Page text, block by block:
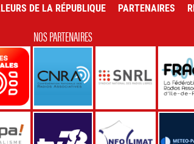
DE LA RÉPUBLIQUE PARTENAIRES
NOS PARTENAIRES